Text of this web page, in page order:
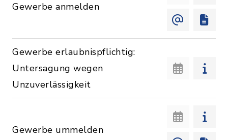
Gewerbe anmelden
Gewerbe erlaubnispflichtig:
Untersagung wegen
Unzuverlässigkeit
Gewerbe ummelden